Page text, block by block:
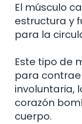
El músculo
estructura y
para la
Este tipo de
para
involuntaria,
corazón
cuerpo.